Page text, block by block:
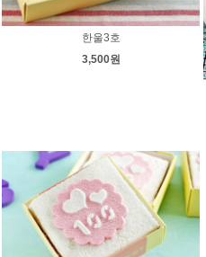
한울3호
3,500원